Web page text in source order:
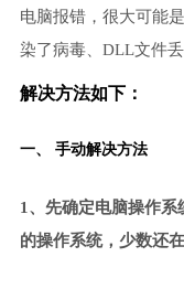
电脑报错，很大可能
染了病毒、DLL文件丢
解决方法如下：
一、 手动解决方法
1、先确定电脑操作
的操作系统，少数还